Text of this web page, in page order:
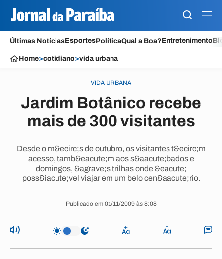
Últimas NotíciasEsportesPolíticaQual a Boa?Entretenimento
Home>cotidiano>vida urbana
VIDA URBANA
Jardim Botânico recebe
mais de 300 visitantes
Desde o m&ecirc;s de outubro, os visitantes t&ecirc;m
acesso, tamb&eacute;m aos s&aacute;bados e
domingos, &agrave;s trilhas onde &eacute;
poss&iacute;vel viajar em um belo cen&aacute;rio.
Publicado em 01/11/2009 às 8:08